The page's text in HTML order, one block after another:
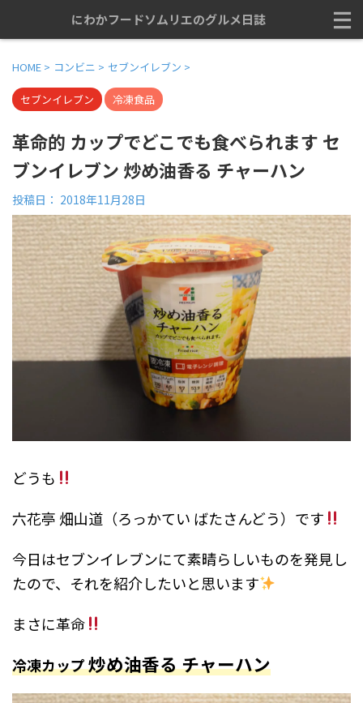
にわかフードソムリエのグルメ日誌
HOME > コンビニ > セブンイレブン >
セブンイレブン 冷凍食品
革命的 カップでどこでも食べられます セ
ブンイレブン 炒め油香る チャーハン
投稿日： 2018年11月28日
どうも
六花亭 畑山道（ろっかてい ばたさんどう）です
今日はセブンイレブンにて素晴らしいものを発見し
たので、それを紹介したいと思います
まさに革命
冷凍カップ炒め油香る チャーハン